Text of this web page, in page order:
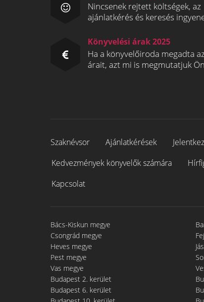
Nincsenek rejtett költségek, az
ajánlatkérés és keresés
Könyvelési árak 2025
Ha a könyvelőiroda megadta az
árait, azt mi is megmutatjuk
Szaknévsor Ajánlatkérések
Kedvezmények könyvelők számára
Kapcsolat
Bács-Kiskun megye
Csongrád megye
Heves megye
Pest megye
Vas megye
Budapest 2. kerület
Budapest 6. kerület